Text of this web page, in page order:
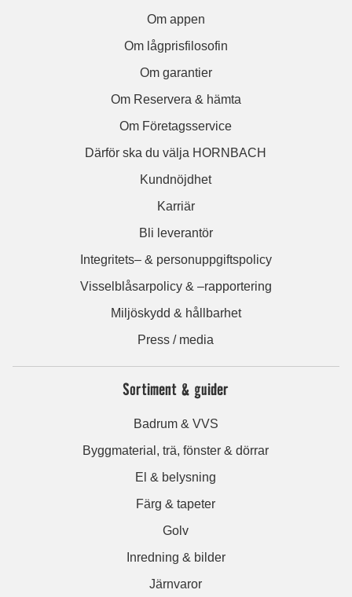
Om appen
Om lågprisfilosofin
Om garantier
Om Reservera & hämta
Om Företagsservice
Därför ska du välja HORNBACH
Kundnöjdhet
Karriär
Bli leverantör
Integritets– & personuppgiftspolicy
Visselblåsarpolicy & –rapportering
Miljöskydd & hållbarhet
Press / media
Sortiment & guider
Badrum & VVS
Byggmaterial, trä, fönster & dörrar
El & belysning
Färg & tapeter
Golv
Inredning & bilder
Järnvaror